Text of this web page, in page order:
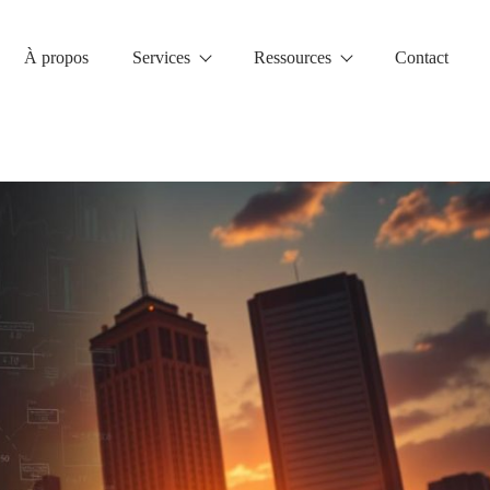
À propos Services Ressources Contact